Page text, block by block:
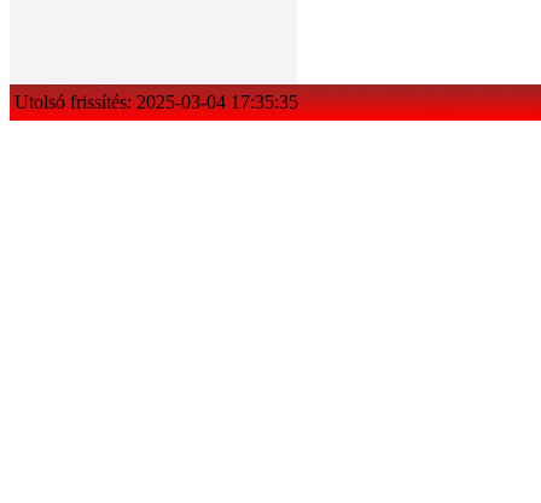
Utolsó frissítés: 2025-03-04 17:35:35